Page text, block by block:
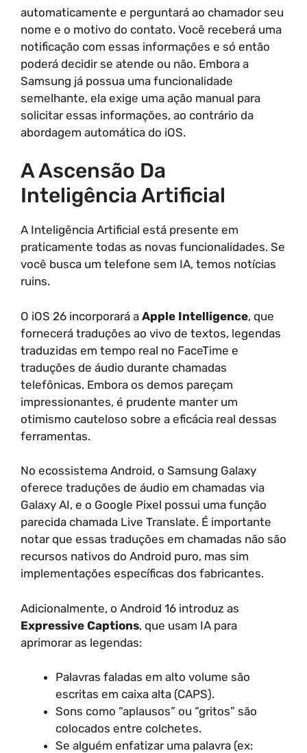
automaticamente e perguntará ao chamador seu
nome e o motivo do contato. Você receberá uma
notificação com essas informações e só então
poderá decidir se atende ou não. Embora a
Samsung já possua uma funcionalidade
semelhante, ela exige uma ação manual para
solicitar essas informações, ao contrário da
abordagem automática do iOS.
A Ascensão Da
Inteligência Artificial
A Inteligência Artificial está presente em
praticamente todas as novas funcionalidades. Se
você busca um telefone sem IA, temos notícias
ruins.
O iOS 26 incorporará a Apple Intelligence, que
fornecerá traduções ao vivo de textos, legendas
traduzidas em tempo real no FaceTime e
traduções de áudio durante chamadas
telefônicas. Embora os demos pareçam
impressionantes, é prudente manter um
otimismo cauteloso sobre a eficácia real dessas
ferramentas.
No ecossistema Android, o Samsung Galaxy
oferece traduções de áudio em chamadas via
Galaxy AI, e o Google Pixel possui uma função
parecida chamada Live Translate. É importante
notar que essas traduções em chamadas não são
recursos nativos do Android puro, mas sim
implementações específicas dos fabricantes.
Adicionalmente, o Android 16 introduz as
Expressive Captions, que usam IA para
aprimorar as legendas:
Palavras faladas em alto volume são
escritas em caixa alta (CAPS).
Sons como “aplausos” ou “gritos” são
colocados entre colchetes.
Se alguém enfatizar uma palavra (ex: